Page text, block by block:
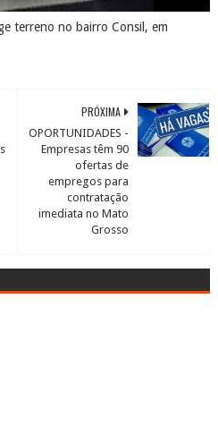
terreno no bairro Consil, em
PRÓXIMA
OPORTUNIDADES -
Empresas têm 90
ofertas de
empregos para
contratação
imediata no Mato
Grosso